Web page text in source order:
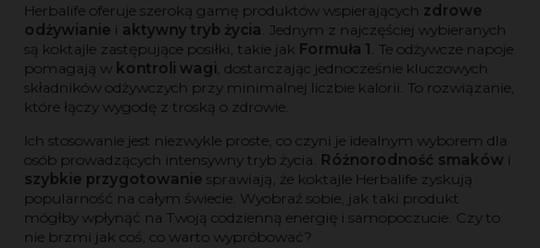
Herbalife oferuje szeroką gamę produktów wspierających zdrowe
odżywianie i aktywny tryb życia . Jednym z najczęściej wybieranych
są koktajle zastępujące posiłki, takie jak Formuła 1
. Te odżywcze napoje
pomagają w kontroli wagi , dostarczając jednocześnie kluczowych
składników odżywczych przy minimalnej liczbie kalorii. To rozwiązanie,
które łączy wygodę z troską o zdrowie.
Ich stosowanie jest niezwykle proste, co czyni je idealnym wyborem dla
osób prowadzących intensywny tryb życia. Różnorodność smaków i
szybkie przygotowanie sprawiają, że koktajle Herbalife zyskują
popularność na całym świecie. Wyobraź sobie, jak taki produkt
mógłby wpłynąć na Twoją codzienną energię i samopoczucie. Czy to
nie brzmi jak coś, co warto wypróbować?